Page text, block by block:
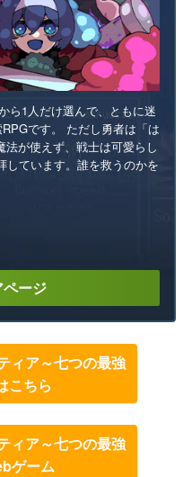
ら1人だけ選んで、ともに迷
です。 ただし勇者は「は
が使えず、戦士は可愛らし
ています。誰を救うのかを
ージ
ィア～七つの最強
こちら
ィア～七つの最強
ゲーム